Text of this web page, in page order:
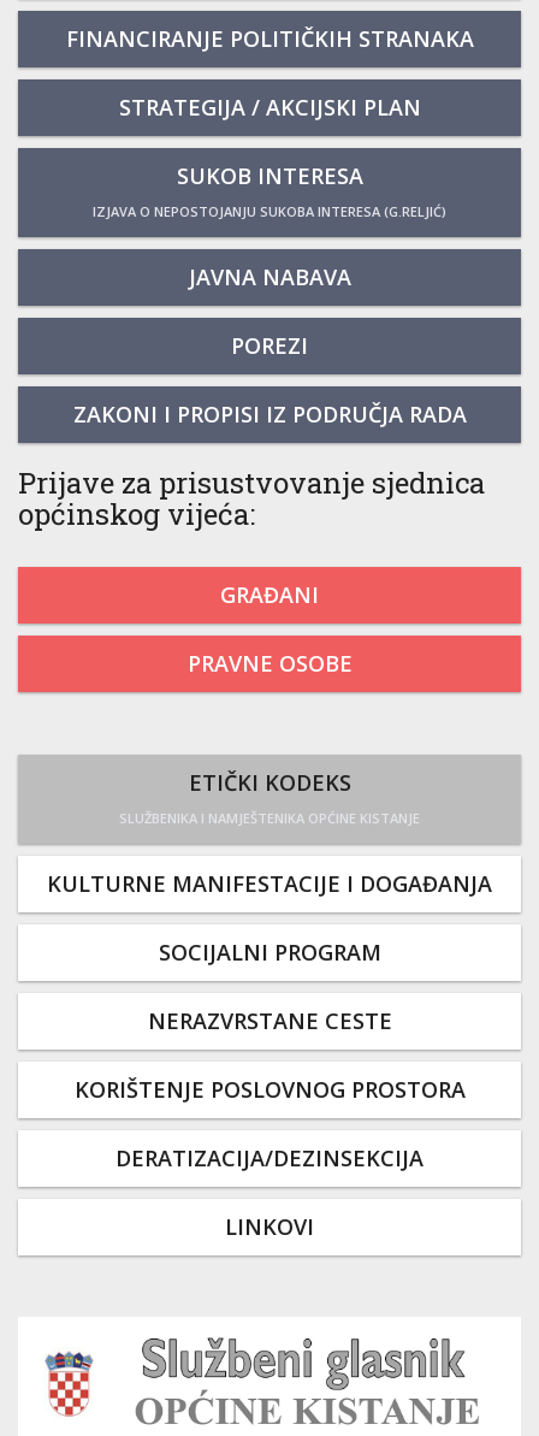
FINANCIRANJE POLITIČKIH STRANAKA
STRATEGIJA / AKCIJSKI PLAN
SUKOB INTERESA
IZJAVA O NEPOSTOJANJU SUKOBA INTERESA (G.RELJIĆ)
JAVNA NABAVA
POREZI
ZAKONI I PROPISI IZ PODRUČJA RADA
Prijave za prisustvovanje sjednica
općinskog vijeća:
GRAĐANI
PRAVNE OSOBE
ETIČKI KODEKS
SLUŽBENIKA I NAMJEŠTENIKA OPĆINE KISTANJE
KULTURNE MANIFESTACIJE I DOGAĐANJA
SOCIJALNI PROGRAM
NERAZVRSTANE CESTE
KORIŠTENJE POSLOVNOG PROSTORA
DERATIZACIJA/DEZINSEKCIJA
LINKOVI